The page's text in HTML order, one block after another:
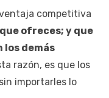
competitiva
ofreces; y que
los demás
razón, es que los
importarles lo